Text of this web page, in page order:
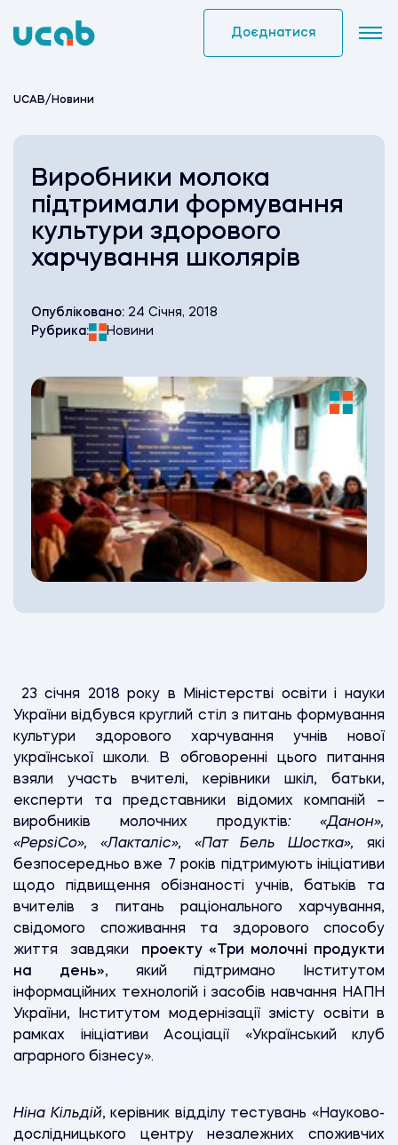
to
Доєднатися
UCAB/ Новини
Виробники молока
підтримали формування
культури здорового
харчування школярів
Опубліковано: 24 Січня, 2018
Рубрика:
Новини
23 січня 2018 року в Міністерстві освіти і науки
України відбувся круглий стіл з питань формування
культури здорового харчування учнів нової
української школи. В обговоренні цього питання
взяли участь вчителі, керівники шкіл, батьки,
експерти та представники відомих компаній –
виробників молочних продуктів: «Данон»,
«PepsiCo», «Лакталіс», «Пат Бель Шостка»,
які
безпосередньо вже 7 років підтримують ініціативи
щодо підвищення обізнаності учнів, батьків та
вчителів з питань раціонального харчування,
свідомого споживання та здорового способу
життя завдяки проекту «Три молочні продукти
на день», який підтримано Інститутом
інформаційних технологій і засобів навчання НАПН
України, Інститутом модернізації змісту освіти в
рамках ініціативи Асоціації «Український клуб
аграрного бізнесу».
Ніна Кільдій, керівник відділу тестувань «Науково-
дослідницького центру незалежних споживчих